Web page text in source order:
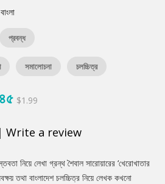
বাংলা
প্রবন্ধ
সমালোচনা চলচ্চিত্র
$1.99
| Write a review
নিয়ে লেখা গ্রন্থ শৈবাল সারোয়ারের ‘খেরোখাতার
তথা বাংলাদেশ চলচ্চিত্র নিয়ে লেখক কখনো